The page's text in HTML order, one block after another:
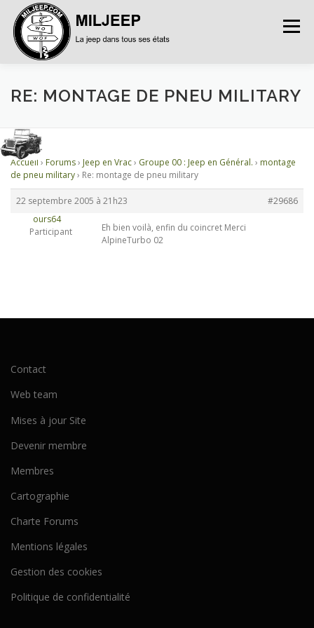
Menu
ACCUEIL ARTICLES PETITES ANNONCES
ALBUMS
DOCUMENTATIONS
RE: MONTAGE DE PNEU MILITARY
Accueil › Forums› Jeep en Vrac› Groupe 00 : Jeep en Général. › montage
de pneu military› Re: montage de pneu military
22 septembre 2005 à 21h23
#29686
ours64
Participant
Eh bien voilà, enfin du coincret Merci
AlpineTurbo 02
Contact
Web team
Mises à jour Site
Devenir membre
Membres
Cartographie
Charte Forums
Mentions légales
Gestion des cookies
Politique de confidentialité